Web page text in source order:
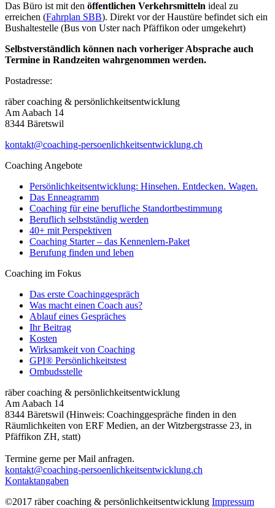
Das Büro ist mit den öffentlichen Verkehrsmitteln ideal zu
erreichen (Fahrplan SBB). Direkt vor der Haustüre befindet sich ein
Bushaltestelle (Bus von Uster nach Pfäffikon oder umgekehrt)
Selbstverständlich können nach vorheriger Absprache auch
Termine in Randzeiten wahrgenommen werden.
Postadresse:
räber coaching & persönlichkeitsentwicklung
Am Aabach 14
8344 Bäretswil
kontakt@coaching-persoenlichkeitsentwicklung.ch
Coaching Angebote
Persönlichkeitsentwicklung: Hinsehen. Entdecken. Wagen.
Das Enneagramm
Coaching für eine berufliche Standortbestimmung
Beruflich selbstständig werden
40+ mit Perspektiven
Coaching Starter – das Kennenlern-Paket
Berufung finden und leben
Coaching im Fokus
Das erste Coachinggespräch
Was macht einen Coach aus?
Ablauf eines Gespräches
Ihr Beitrag
Kosten
Wirksamkeit von Coaching
GPI® Persönlichkeitstest
Ombudsstelle
räber coaching & persönlichkeitsentwicklung
Am Aabach 14
8344 Bäretswil (Hinweis: Coachinggespräche finden in den
Räumlichkeiten von ERF Medien, an der Witzbergstrasse 23, in
Pfäffikon ZH, statt)
Termine gerne per Mail anfragen.
kontakt@coaching-persoenlichkeitsentwicklung.ch
Kontaktangaben
©2017 räber coaching & persönlichkeitsentwicklung Impressum